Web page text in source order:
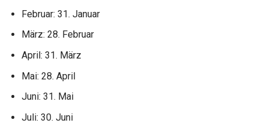
Februar: 31. Januar
März: 28. Februar
April: 31. März
Mai: 28. April
Juni: 31. Mai
Juli: 30. Juni